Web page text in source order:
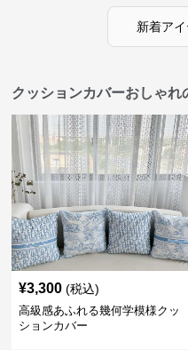
新着ア
クッションカバーおしゃれ
¥3,300 (税込)
高級感あふれる幾何学模様クッ
ションカバー